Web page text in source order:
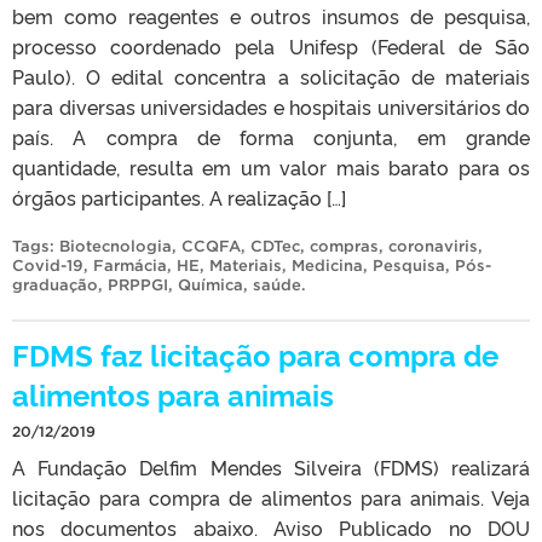
bem como reagentes e outros insumos de pesquisa,
processo coordenado pela Unifesp (Federal de São
Paulo). O edital concentra a solicitação de materiais
para diversas universidades e hospitais universitários do
país. A compra de forma conjunta, em grande
quantidade, resulta em um valor mais barato para os
órgãos participantes. A realização […]
Tags: Biotecnologia, CCQFA, CDTec, compras, coronaviris,
Covid-19, Farmácia, HE, Materiais, Medicina, Pesquisa, Pós-
graduação, PRPPGI, Química, saúde.
FDMS faz licitação para compra de
alimentos para animais
20/12/2019
A Fundação Delfim Mendes Silveira (FDMS) realizará
licitação para compra de alimentos para animais. Veja
nos documentos abaixo. Aviso Publicado no DOU